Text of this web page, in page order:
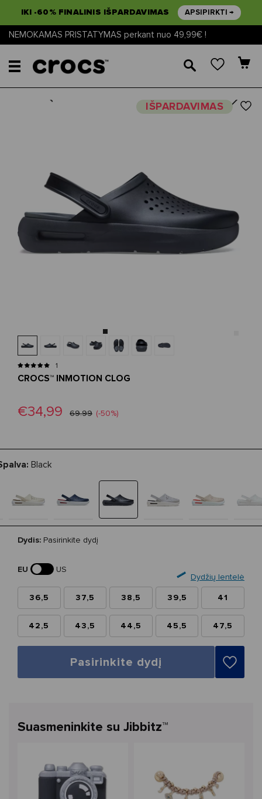
IKI -60% FINALINIS IŠPARDAVIMAS APSIPIRKTI →
NEMOKAMAS PRISTATYMAS perkant nuo 49,99€ !
🔎
IŠPARDAVIMASNext
1
CROCS™ INMOTION CLOG
€34,99 69.99 (-50%)
Black
Dydis: Pasirinkite dydį
EU
US
Dydžių lentelė
36,5 37,5 38,5 39,5 41
42,5 43,5 44,5 45,5 47,5
Pasirinkite dydį
Suasmeninkite su Jibbitz™